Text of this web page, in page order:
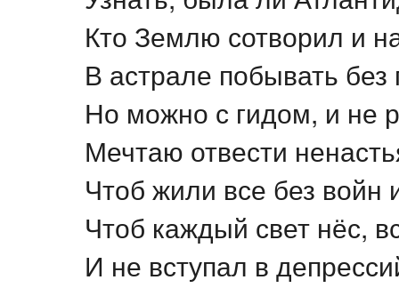
Кто Землю сотворил и
В астрале побывать без
Но можно с гидом, и не
Мечтаю отвести
Чтоб жили все без войн
Чтоб каждый свет нёс,
И не вступал в